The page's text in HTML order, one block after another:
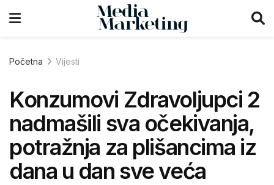
Početna Vijesti
Konzumovi Zdravoljupci 2
nadmašili sva očekivanja,
potražnja za plišancima iz
dana u dan sve veća